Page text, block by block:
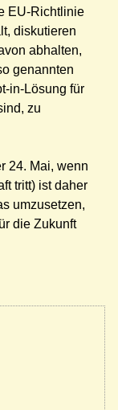
EU-Richtlinie
diskutieren
abhalten,
genannten
in-Lösung für
zu
24. Mai, wenn
tritt) ist daher
umzusetzen,
die Zukunft